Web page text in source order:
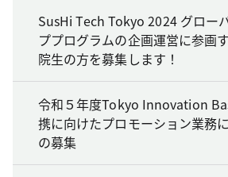
SusHi Tech Tokyo 2024 グロー
ププログラムの企画運営に参画
院生の方を募集します！
令和５年度Tokyo Innovation
携に向けたプロモーション業務
の募集